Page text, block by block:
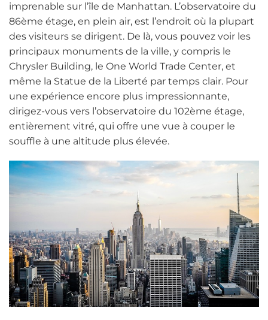
imprenable sur l’île de Manhattan. L’observatoire du
86ème étage, en plein air, est l’endroit où la plupart
des visiteurs se dirigent. De là, vous pouvez voir les
principaux monuments de la ville, y compris le
Chrysler Building, le One World Trade Center, et
même la Statue de la Liberté par temps clair. Pour
une expérience encore plus impressionnante,
dirigez-vous vers l’observatoire du 102ème étage,
entièrement vitré, qui offre une vue à couper le
souffle à une altitude plus élevée.